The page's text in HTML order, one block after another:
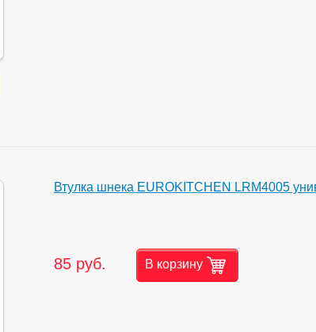
Втулка шнека EUROKITCHEN LRM4005
85 руб. В корзину